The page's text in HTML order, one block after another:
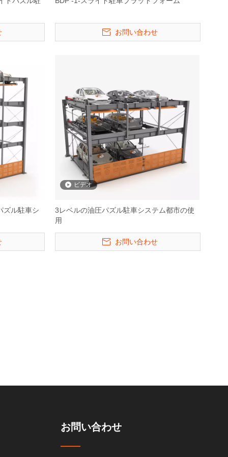
ッカー駐車
Starke1121&1127 -Wide Deck
Two Post Rigle Parking Lift
お問い合わせ
ズル駐車シ
ビデオ
3レベルの油圧パズル駐車システム都市の使
用
お問い合わせ
お問い合わせ